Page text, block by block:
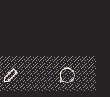
Customize Data
Comments